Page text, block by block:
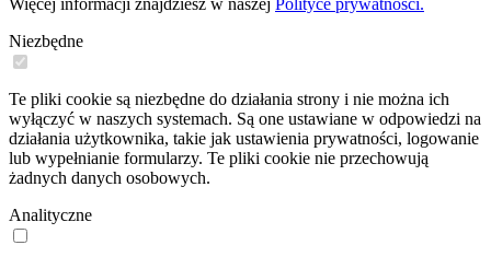
Więcej informacji znajdziesz w naszej Polityce prywatności.
Niezbędne
Te pliki cookie są niezbędne do działania strony i nie można ich
wyłączyć w naszych systemach. Są one ustawiane w odpowiedzi na
działania użytkownika, takie jak ustawienia prywatności, logowanie
lub wypełnianie formularzy. Te pliki cookie nie przechowują
żadnych danych osobowych.
Analityczne